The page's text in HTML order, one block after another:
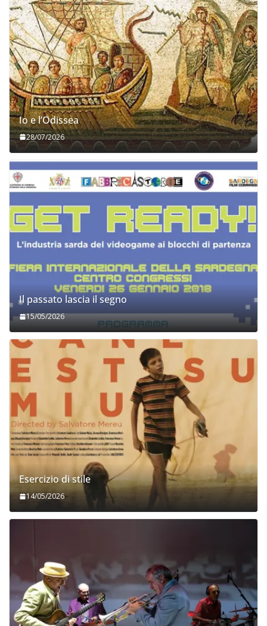
Io e l’Odissea
28/07/2026
Il passato lascia il segno
15/05/2026
Esercizio di stile
14/05/2026